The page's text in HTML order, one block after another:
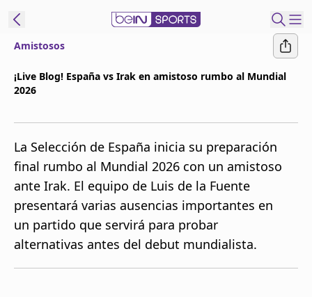
beIN XTRA
Administrar
notificaciones
Programación
Contáctanos
Amistosos
¡Live Blog! España vs Irak en amistoso rumbo al Mundial
2026
La Selección de España inicia su preparación
final rumbo al Mundial 2026 con un amistoso
ante Irak. El equipo de Luis de la Fuente
presentará varias ausencias importantes en
un partido que servirá para probar
alternativas antes del debut mundialista.